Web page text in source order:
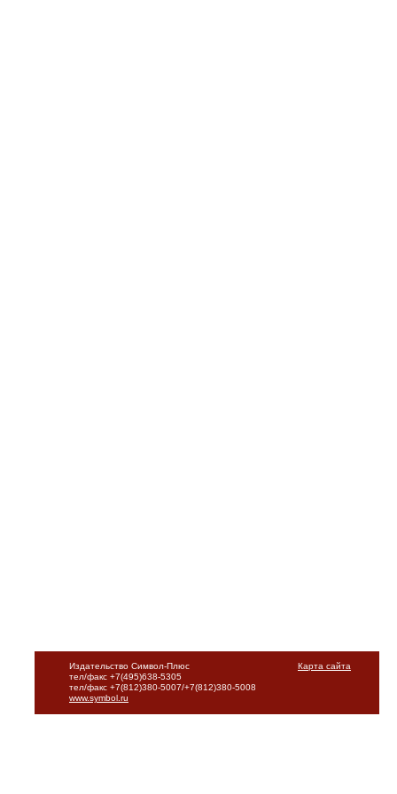
Карта сайта
Издательство Символ-Плюс
тел/факс +7(495)638-5305
тел/факс +7(812)380-5007/+7(812)380-5008
www.symbol.ru